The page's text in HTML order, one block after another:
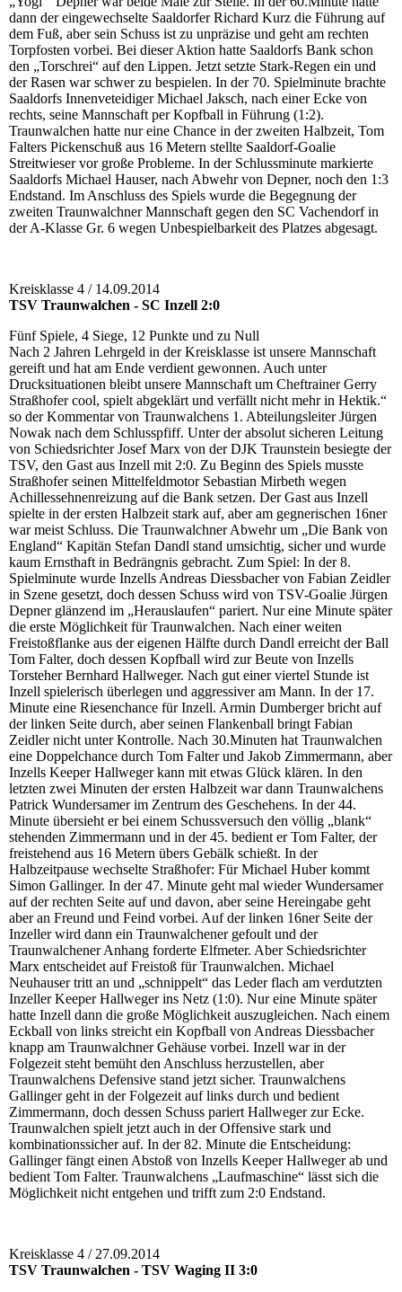
dann der eingewechselte Saaldorfer Richard Kurz die Führung auf
dem Fuß, aber sein Schuss ist zu unpräzise und geht am rechten
Torpfosten vorbei. Bei dieser Aktion hatte Saaldorfs Bank schon
den „Torschrei“ auf den Lippen. Jetzt setzte Stark-Regen ein und
der Rasen war schwer zu bespielen. In der 70. Spielminute brachte
Saaldorfs Innenveteidiger Michael Jaksch, nach einer Ecke von
rechts, seine Mannschaft per Kopfball in Führung (1:2).
Traunwalchen hatte nur eine Chance in der zweiten Halbzeit, Tom
Falters Pickenschuß aus 16 Metern stellte Saaldorf-Goalie
Streitwieser vor große Probleme. In der Schlussminute markierte
Saaldorfs Michael Hauser, nach Abwehr von Depner, noch den 1:3
Endstand. Im Anschluss des Spiels wurde die Begegnung der
zweiten Traunwalchner Mannschaft gegen den SC Vachendorf in
der A-Klasse Gr. 6 wegen Unbespielbarkeit des Platzes abgesagt.
Kreisklasse 4 / 14.09.2014
TSV Traunwalchen - SC Inzell 2:0
Fünf Spiele, 4 Siege, 12 Punkte und zu Null
Nach 2 Jahren Lehrgeld in der Kreisklasse ist unsere Mannschaft
gereift und hat am Ende verdient gewonnen. Auch unter
Drucksituationen bleibt unsere Mannschaft um Cheftrainer Gerry
Straßhofer cool, spielt abgeklärt und verfällt nicht mehr in Hektik.“
so der Kommentar von Traunwalchens 1. Abteilungsleiter Jürgen
Nowak nach dem Schlusspfiff. Unter der absolut sicheren Leitung
von Schiedsrichter Josef Marx von der DJK Traunstein besiegte der
TSV, den Gast aus Inzell mit 2:0. Zu Beginn des Spiels musste
Straßhofer seinen Mittelfeldmotor Sebastian Mirbeth wegen
Achillessehnenreizung auf die Bank setzen. Der Gast aus Inzell
spielte in der ersten Halbzeit stark auf, aber am gegnerischen 16ner
war meist Schluss. Die Traunwalchner Abwehr um „Die Bank von
England“ Kapitän Stefan Dandl stand umsichtig, sicher und wurde
kaum Ernsthaft in Bedrängnis gebracht. Zum Spiel: In der 8.
Spielminute wurde Inzells Andreas Diessbacher von Fabian Zeidler
in Szene gesetzt, doch dessen Schuss wird von TSV-Goalie Jürgen
Depner glänzend im „Herauslaufen“ pariert. Nur eine Minute später
die erste Möglichkeit für Traunwalchen. Nach einer weiten
Freistoßflanke aus der eigenen Hälfte durch Dandl erreicht der Ball
Tom Falter, doch dessen Kopfball wird zur Beute von Inzells
Torsteher Bernhard Hallweger. Nach gut einer viertel Stunde ist
Inzell spielerisch überlegen und aggressiver am Mann. In der 17.
Minute eine Riesenchance für Inzell. Armin Dumberger bricht auf
der linken Seite durch, aber seinen Flankenball bringt Fabian
Zeidler nicht unter Kontrolle. Nach 30.Minuten hat Traunwalchen
eine Doppelchance durch Tom Falter und Jakob Zimmermann, aber
Inzells Keeper Hallweger kann mit etwas Glück klären. In den
letzten zwei Minuten der ersten Halbzeit war dann Traunwalchens
Patrick Wundersamer im Zentrum des Geschehens. In der 44.
Minute übersieht er bei einem Schussversuch den völlig „blank“
stehenden Zimmermann und in der 45. bedient er Tom Falter, der
freistehend aus 16 Metern übers Gebälk schießt. In der
Halbzeitpause wechselte Straßhofer: Für Michael Huber kommt
Simon Gallinger. In der 47. Minute geht mal wieder Wundersamer
auf der rechten Seite auf und davon, aber seine Hereingabe geht
aber an Freund und Feind vorbei. Auf der linken 16ner Seite der
Inzeller wird dann ein Traunwalchener gefoult und der
Traunwalchener Anhang forderte Elfmeter. Aber Schiedsrichter
Marx entscheidet auf Freistoß für Traunwalchen. Michael
Neuhauser tritt an und „schnippelt“ das Leder flach am verdutzten
Inzeller Keeper Hallweger ins Netz (1:0). Nur eine Minute später
hatte Inzell dann die große Möglichkeit auszugleichen. Nach einem
Eckball von links streicht ein Kopfball von Andreas Diessbacher
knapp am Traunwalchner Gehäuse vorbei. Inzell war in der
Folgezeit steht bemüht den Anschluss herzustellen, aber
Traunwalchens Defensive stand jetzt sicher. Traunwalchens
Gallinger geht in der Folgezeit auf links durch und bedient
Zimmermann, doch dessen Schuss pariert Hallweger zur Ecke.
Traunwalchen spielt jetzt auch in der Offensive stark und
kombinationssicher auf. In der 82. Minute die Entscheidung:
Gallinger fängt einen Abstoß von Inzells Keeper Hallweger ab und
bedient Tom Falter. Traunwalchens „Laufmaschine“ lässt sich die
Möglichkeit nicht entgehen und trifft zum 2:0 Endstand.
Kreisklasse 4 / 27.09.2014
TSV Traunwalchen - TSV Waging II 3:0